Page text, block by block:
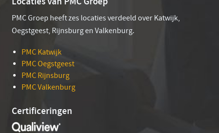
PMC Groep heeft zes locaties verdeeld over Katwijk,
Oegstgeest, Rijnsburg en Valkenburg.
PMC Katwijk
PMC Oegstgeest
PMC Rijnsburg
PMC Valkenburg
Certificeringen